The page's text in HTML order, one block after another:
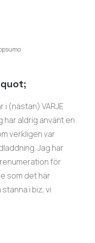
(nästan) VARJE
aldrig använt en
verkligen var
Jag har
för
som det här
i biz, vi